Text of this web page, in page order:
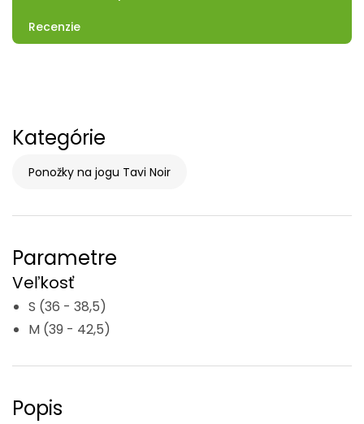
Recenzie
Kategórie
Ponožky na jogu Tavi Noir
Parametre
Veľkosť
S (36 - 38,5)
M (39 - 42,5)
Popis